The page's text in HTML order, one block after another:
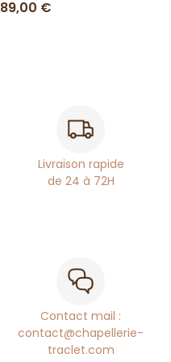
89,00 €
Livraison rapide
de 24 à 72H
Contact mail :
contact@chapellerie-
traclet.com